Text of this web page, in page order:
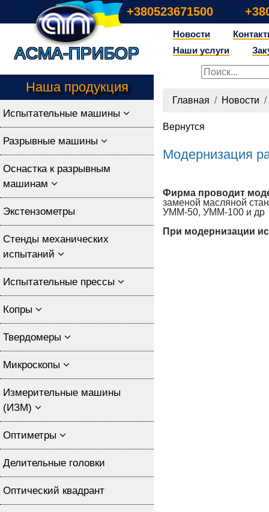
+380523671500
Асма-прибор
Наша продукция
Испытательные машины
Разрывные машины
Оснастка к разрывным
машинам
Экстензометры
Стенды механических
испытаний
Испытательные прессы
Копры
Твердомеры
Микроскопы
Измерительные машины
(ИЗМ)
Оптиметры
Делительные головки
Оптический квадрант
Новости
Наши услуги
Главная Новости
Вернутся
Модернизация
Фирма проводит
заменой масляной
УММ-50, УММ-100 и др
При модернизации